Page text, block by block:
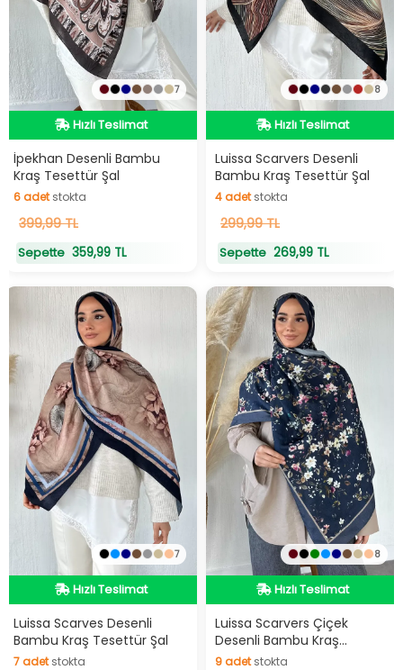
7
Hızlı Teslimat
Hızlı Teslimat
İpekhan Desenli Bambu
Kraş Tesettür Şal
6adetstokta
6adetstokta
399,99 TL
Sepette 359,99 TL
8
Hızlı Teslimat
Hızlı Teslimat
Luissa Scarvers Desenli
Bambu Kraş Tesettür Şal
4adetstokta
4adetstokta
299,99 TL
Sepette 269,99 TL
7
Hızlı Teslimat
Hızlı Teslimat
Luissa Scarves Desenli
Bambu Kraş Tesettür Şal
7adetstokta
8
Hızlı Teslimat
Hızlı Teslimat
Luissa Scarvers Çiçek
Desenli Bambu Kraş
Tesettür Şal
9adetstokta